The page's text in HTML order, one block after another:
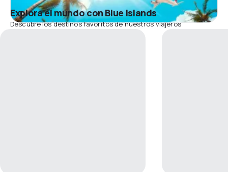
Explora el mundo con Blue Islands
Descubre los destinos favoritos de nuestros viajeros